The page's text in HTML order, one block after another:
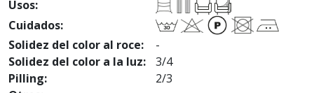
Usos:
Cuidados:
Solidez del color al roce:
-
Solidez del color a la luz:
3/4
Pilling:
2/3